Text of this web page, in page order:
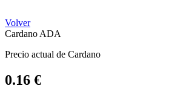
Volver
Cardano ADA
Precio actual de Cardano
0.16 €